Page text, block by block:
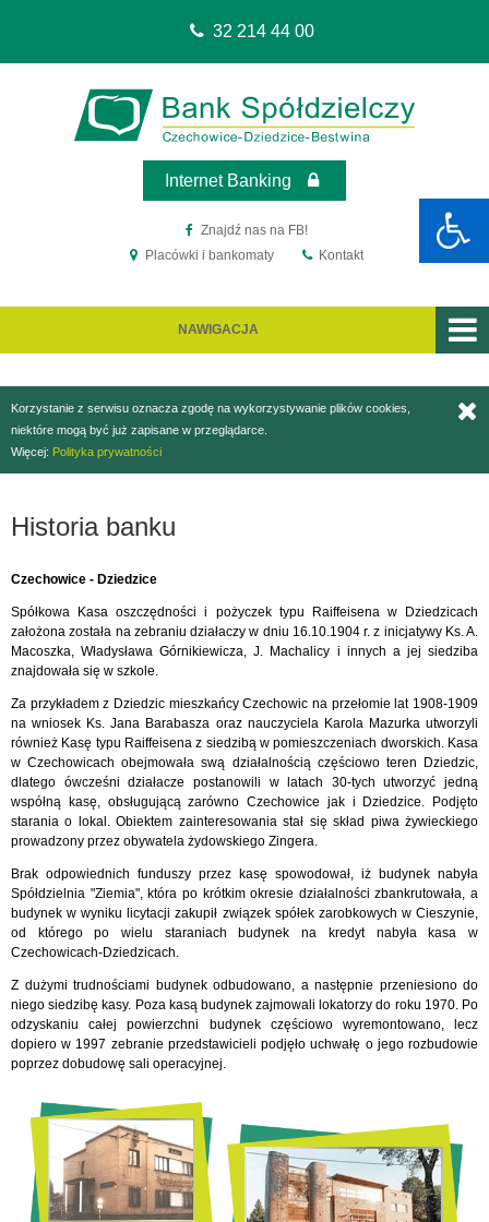
32 214 44 00
Internet Banking
Znajdź nas na FB!
Placówki i bankomaty
Kontakt
NAWIGACJA
Korzystanie z serwisu oznacza zgodę na wykorzystywanie plików cookies,
niektóre mogą być już zapisane w przeglądarce.
Więcej: Polityka prywatności
Historia banku
Czechowice - Dziedzice
Spółkowa Kasa oszczędności i pożyczek typu Raiffeisena w Dziedzicach
założona została na zebraniu działaczy w dniu 16.10.1904 r. z inicjatywy Ks. A.
Macoszka, Władysława Górnikiewicza, J. Machalicy i innych a jej siedziba
znajdowała się w szkole.
Za przykładem z Dziedzic mieszkańcy Czechowic na przełomie lat 1908-1909
na wniosek Ks. Jana Barabasza oraz nauczyciela Karola Mazurka utworzyli
również Kasę typu Raiffeisena z siedzibą w pomieszczeniach dworskich. Kasa
w Czechowicach obejmowała swą działalnością częściowo teren Dziedzic,
dlatego ówcześni działacze postanowili w latach 30-tych utworzyć jedną
współną kasę, obsługującą zarówno Czechowice jak i Dziedzice. Podjęto
starania o lokal. Obiektem zainteresowania stał się skład piwa żywieckiego
prowadzony przez obywatela żydowskiego Zingera.
Brak odpowiednich funduszy przez kasę spowodował, iż budynek nabyła
Spółdzielnia "Ziemia", która po krótkim okresie działalności zbankrutowała, a
budynek w wyniku licytacji zakupił związek spółek zarobkowych w Cieszynie,
od którego po wielu staraniach budynek na kredyt nabyła kasa w
Czechowicach-Dziedzicach.
Z dużymi trudnościami budynek odbudowano, a następnie przeniesiono do
niego siedzibę kasy. Poza kasą budynek zajmowali lokatorzy do roku 1970. Po
odzyskaniu całej powierzchni budynek częściowo wyremontowano, lecz
dopiero w 1997 zebranie przedstawicieli podjęło uchwałę o jego rozbudowie
poprzez dobudowę sali operacyjnej.